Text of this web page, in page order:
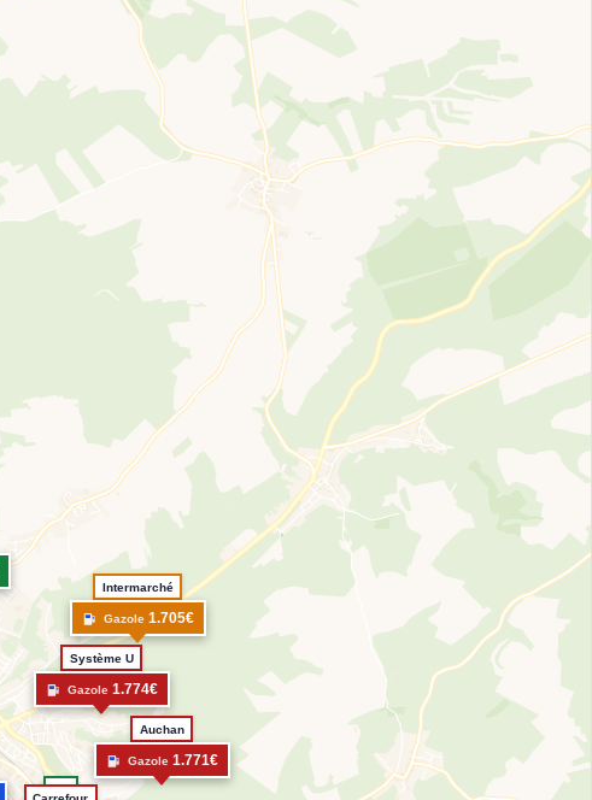
BP
Intermarché
Gazole1.705€
Auchan
Gazole1.771€
Système U
Gazole1.774€